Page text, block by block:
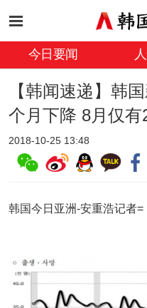
今日要闻
【韩闻速递】韩
个月下降 8月仅
2018-10-25 13:48
韩国今日亚洲-安重浩记者=